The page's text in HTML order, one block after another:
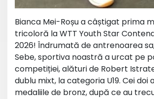
Bianca Mei-Roșu a câștigat prima
tricoloră la WTT Youth Star
2026! Îndrumată de antrenoarea
Sebe, sportiva noastră a urcat pe
competiției, alături de Robert
dublu mixt, la categoria U19. Cei doi
medaliile de bronz, după ce au